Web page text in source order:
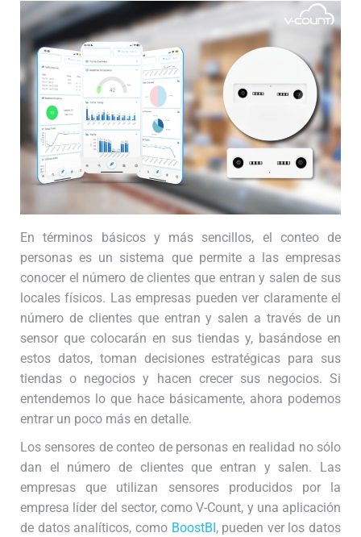
En términos básicos y más sencillos, el conteo de
personas es un sistema que permite a las empresas
conocer el número de clientes que entran y salen de sus
locales físicos. Las empresas pueden ver claramente el
número de clientes que entran y salen a través de un
sensor que colocarán en sus tiendas y, basándose en
estos datos, toman decisiones estratégicas para sus
tiendas o negocios y hacen crecer sus negocios. Si
entendemos lo que hace básicamente, ahora podemos
entrar un poco más en detalle.
Los sensores de conteo de personas en realidad no sólo
dan el número de clientes que entran y salen. Las
empresas que utilizan sensores producidos por la
empresa líder del sector, como V-Count, y una aplicación
de datos analíticos, como BoostBI , pueden ver los datos